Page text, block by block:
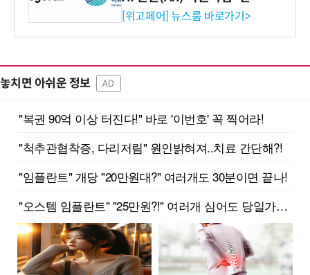
시엄 선정
[위고페어] 뉴스룸 바로가기>
놓치면 아쉬운 정보 AD